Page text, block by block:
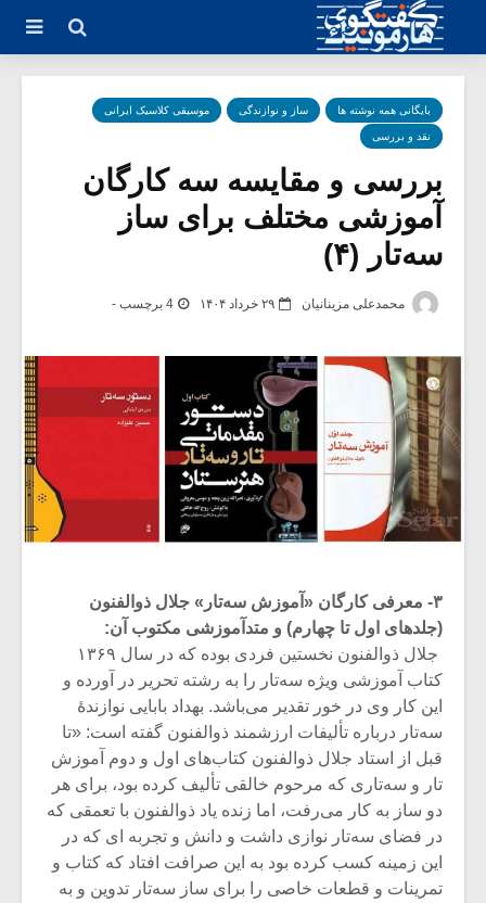
بایگانی همه نوشته ها ساز و نوازندگی موسیقی کلاسیک ایرانی
نقد و بررسی
بررسی و مقایسه سه کارگان
آموزشی مختلف برای ساز
سه‌تار (۴)
محمدعلی مزینانیان ۲۹ خرداد ۱۴۰۴ 4 برچسب -
۳- معرفی کارگان «آموزش سه‌تار» جلال ذوالفنون
(جلدهای اول تا چهارم) و متدآموزشی مکتوب آن:
جلال ذوالفنون نخستین فردی بوده‌ که در سال ۱۳۶۹
کتاب آموزشی ویژه سه‌تار را به رشته تحریر در آورده و
این کار وی در خور تقدیر می‌باشد. بهداد بابایی نوازندۀ
سه‌تار درباره تألیفات ارزشمند ذوالفنون گفته است: «تا
قبل از استاد جلال ذوالفنون کتاب‌های اول و دوم آموزش
تار و سه‌تاری که مرحوم خالقی تألیف کرده بود، برای هر
دو ساز به کار می‌رفت، اما زنده یاد ذوالفنون با تعمقی که
در فضای سه‌تار نوازی داشت و دانش و تجربه ای که در
این زمینه کسب کرده بود به این صرافت افتاد که کتاب و
تمرینات و قطعات خاصی را برای ساز سه‌تار تدوین و به